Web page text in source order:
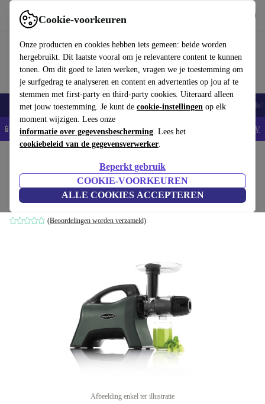
Cookie-voorkeuren
Onze producten en cookies hebben iets gemeen: beide worden
hergebruikt. Dit laatste vooral om je relevantere content te kunnen
tonen. Om dit goed te laten werken, vragen we je toestemming om
je surfgedrag te analyseren en content en advertenties op jou af te
stemmen met first-party en third-party cookies. Uiteraard alleen
met jouw toestemming. Je kunt de cookie-instellingen op elk
moment wijzigen. Lees onze
informatie over gegevensbescherming. Lees het
cookiebeleid van de gegevensverwerker.
Beperkt gebruik
COOKIE-VOORKEUREN
ALLE COOKIES ACCEPTEREN
Gebruik refurbed snel en eenvoudig
Smartphones Laptops Tablets Smartwatches Accessoires
📱5% EXTRA korting op alle iPhones – Code: IPHONEDEAL - AV
Omega Juicers MM1500 Sapmachine
grijs
(Beoordelingen worden verzameld)
Afbeelding enkel ter illustratie